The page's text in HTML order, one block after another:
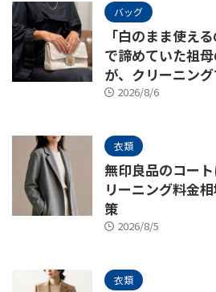
バッグ
「白のまま使え
で諦めていた祖
が、クリーニン
2026/8/6
衣類
無印良品のコー
リーニング料金
策
2026/8/5
衣類